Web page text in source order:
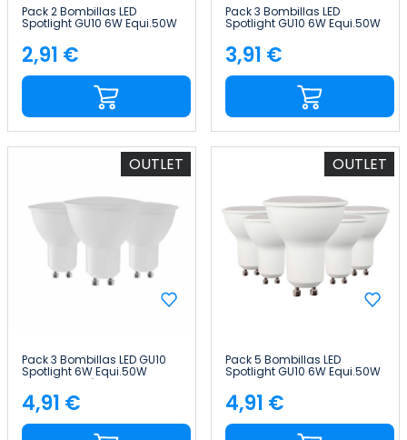
Pack 2 Bombillas LED
Spotlight GU10 6W Equi.50W
540lm 4000K 25000H
7hSevenOn Premium
Precio
2,91 €
Pack 3 Bombillas LED
Spotlight GU10 6W Equi.50W
540lm 15000H Primer Leader
Precio
3,91 €
OUTLET
Pack 3 Bombillas LED GU10
Spotlight 6W Equi.50W
540lm Luz Fría Raydan
Home
Precio
4,91 €
OUTLET
Pack 5 Bombillas LED
Spotlight GU10 6W Equi.50W
540lm 15000H Primer Leader
Precio
4,91 €